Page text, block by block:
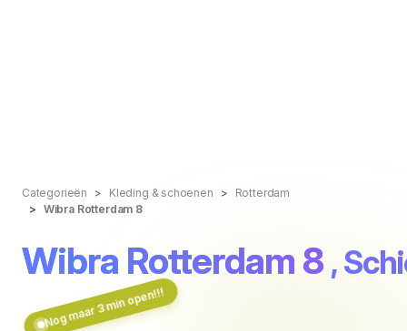
Categorieën Kleding & schoenen
Rotterdam
Wibra Rotterdam 8
Wibra Rotterdam 8 ,
Nog maar 3 min open!!!